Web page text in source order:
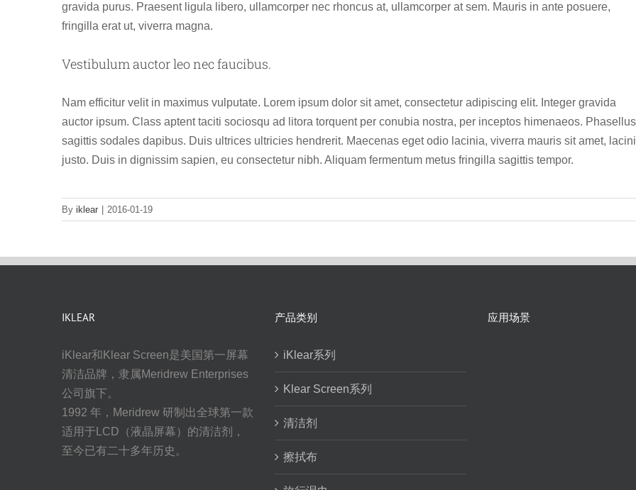
gravida purus. Praesent ligula libero, ullamcorper nec rhoncus at, ullamcorper at sem. Mauris in ante posuere,
fringilla erat ut, viverra magna.
Vestibulum auctor leo nec faucibus.
Nam efficitur velit in maximus vulputate. Lorem ipsum dolor sit amet, consectetur adipiscing elit. Integer gravida
auctor ipsum. Class aptent taciti sociosqu ad litora torquent per conubia nostra, per inceptos himenaeos. Phasellus
sagittis sodales dapibus. Duis ultrices ultricies hendrerit. Maecenas eget odio lacinia, viverra mauris sit amet,
justo. Duis in dignissim sapien, eu consectetur nibh. Aliquam fermentum metus fringilla sagittis tempor.
By iklear 2016-01-19
IKLEAR
iKlear和Klear Screen是美国第一屏幕
清洁品牌，隶属Meridrew Enterprises
公司旗下。
1992 年，Meridrew 研制出全球第一款
适用于LCD（液晶屏幕）的清洁剂，
至今已有二十多年历史。
产品类别
iKlear系列
Klear Screen系列
清洁剂
擦拭布
应用场景